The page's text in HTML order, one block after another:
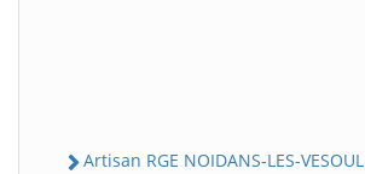
Artisan RGE NOIDANS-LES-VESOUL